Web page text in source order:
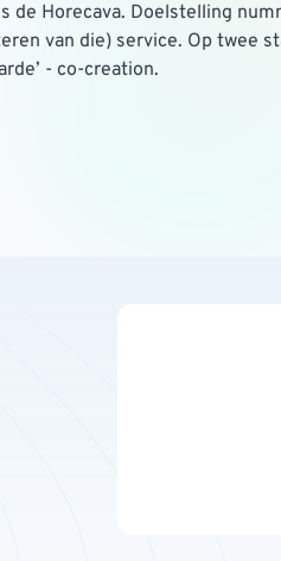
de Horecava. Doelstelling
van die) service. Op twee
- co-creation.